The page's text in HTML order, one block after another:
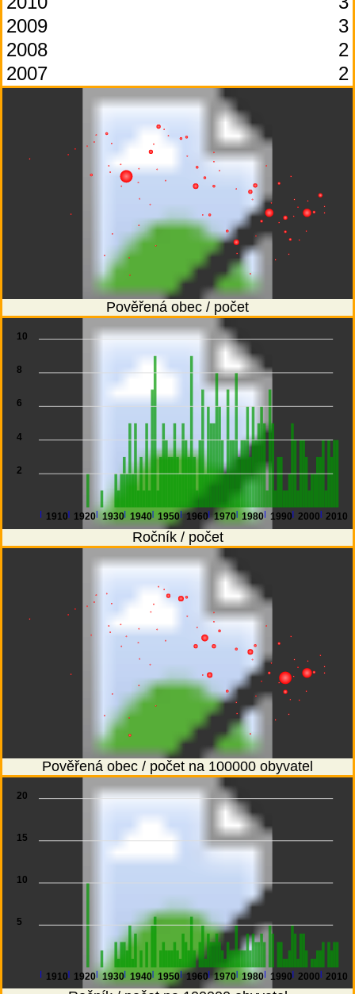
2009
3
2008
2
2007
2
Pověřená obec / počet
1910 1920 1930 1940 1950 1960 1970 1980 1990 2000 2010
2
4
6
8
10
Ročník / počet
Pověřená obec / počet na 100000 obyvatel
1910 1920 1930 1940 1950 1960 1970 1980 1990 2000 2010
5
10
15
20